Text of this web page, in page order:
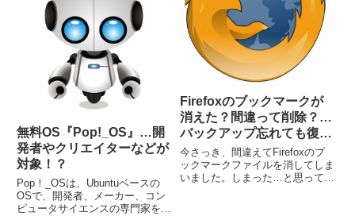
無料OS『Pop!_OS』…開
発者やクリエイターなどが
対象！？
Pop！_OSは、Ubuntuベースの
OSで、開発者、メーカー、コン
ピュータサイエンスの専門家を対
Firefoxのブックマークが
消えた？間違って削除？…
バックアップ忘れても復活
可能!?
今さっき、間違えてFirefoxのブ
ックマークファイルを消してしま
いました。しまった…と思っても